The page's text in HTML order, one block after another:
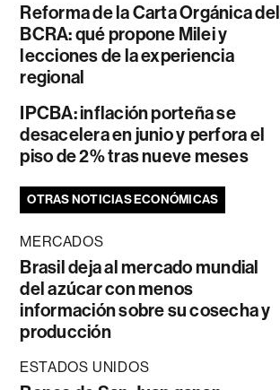
Reforma de la Carta Orgánica del
BCRA: qué propone Milei y
lecciones de la experiencia
regional
IPCBA: inflación porteña se
desacelera en junio y perfora el
piso de 2% tras nueve meses
OTRAS NOTICIAS ECONÓMICAS
MERCADOS
Brasil deja al mercado mundial
del azúcar con menos
información sobre su cosecha y
producción
ESTADOS UNIDOS